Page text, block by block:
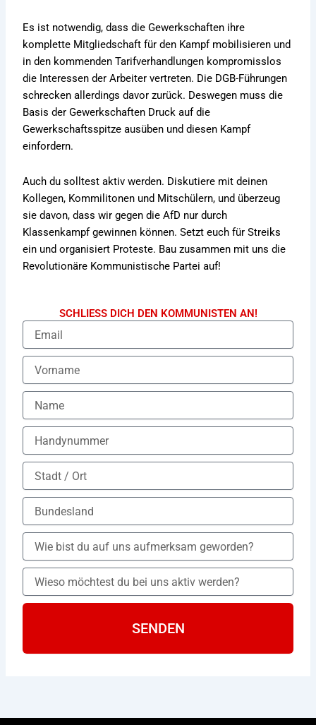
Es ist notwendig, dass die Gewerkschaften ihre
komplette Mitgliedschaft für den Kampf mobilisieren und
in den kommenden Tarifverhandlungen kompromisslos
die Interessen der Arbeiter vertreten. Die DGB-Führungen
schrecken allerdings davor zurück. Deswegen muss die
Basis der Gewerkschaften Druck auf die
Gewerkschaftsspitze ausüben und diesen Kampf
einfordern.
Auch du solltest aktiv werden. Diskutiere mit deinen
Kollegen, Kommilitonen und Mitschülern, und überzeug
sie davon, dass wir gegen die AfD nur durch
Klassenkampf gewinnen können. Setzt euch für Streiks
ein und organisiert Proteste. Bau zusammen mit uns die
Revolutionäre Kommunistische Partei auf!
SCHLIESS DICH DEN KOMMUNISTEN AN!
SENDEN